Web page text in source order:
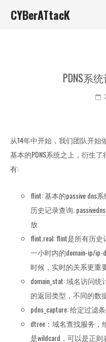
CYBerATtacK
PDNS系
从14年中开始，我们团队开始
基本的PDNS系统之上，衍生
有:
flint: 基本的passive dns
历史记录查询.
放
flint.real: flint是所有历
一小时内的domain-ip/
时候，实时的关系更重
domain_stat: 域名访问
的返回类型，不同的数
pdns_capture: 给定过滤
dtree：域名查找服务
是wildcard，可以是正